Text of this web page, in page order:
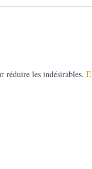
réduire les indésirables.